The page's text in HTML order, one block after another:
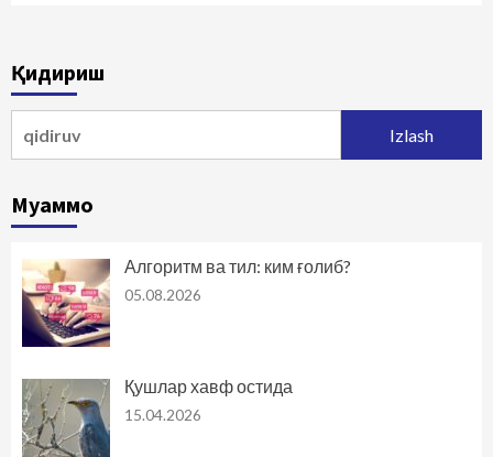
Қидириш
Муаммо
Алгоритм ва тил: ким ғолиб?
05.08.2026
Қушлар хавф остида
15.04.2026